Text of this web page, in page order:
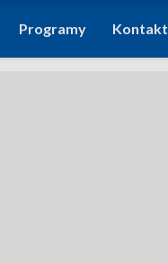
Programy Kontakt